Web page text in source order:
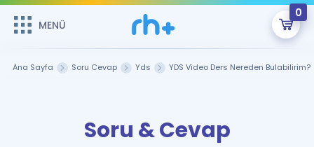
MENÜ
0
Remzi Hoca ile seni sınava hazırlayacak onlarca eğitim seni
bekliyor!
MENÜ
Çalışma Paketleri
Ana Sayfa Soru Cevap Yds YDS Video Ders Nereden Bulabilirim?
Soru & Cevap